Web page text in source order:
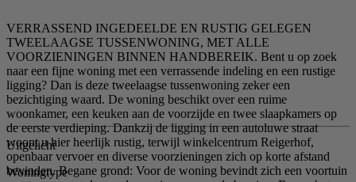
VERRASSEND INGEDEELDE EN RUSTIG GELEGEN
TWEELAAGSE TUSSENWONING, MET ALLE
VOORZIENINGEN BINNEN HANDBEREIK. Bent u op zoek
naar een fijne woning met een verrassende indeling en een rustige
ligging? Dan is deze tweelaagse tussenwoning zeker een
bezichtiging waard. De woning beschikt over een ruime
woonkamer, een keuken aan de voorzijde en twee slaapkamers op
de eerste verdieping. Dankzij de ligging in een autoluwe straat
woont u hier heerlijk rustig, terwijl winkelcentrum Reigerhof,
openbaar vervoer en diverse voorzieningen zich op korte afstand
bevinden. Begane grond: Voor de woning bevindt zich een voortuin
Uitgelicht
Woningtype